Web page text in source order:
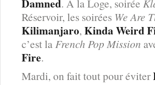
Damned. A la Loge, soirée
Réservoir, les soirées We Are
Kilimanjaro, Kinda Weird
c’est laFrench Pop Mission
Fire.
Mardi, on fait tout pour éviter